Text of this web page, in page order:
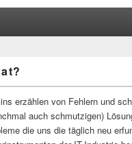
erzählen von Fehlern und
auch schmutzigen)
die uns die täglich neu